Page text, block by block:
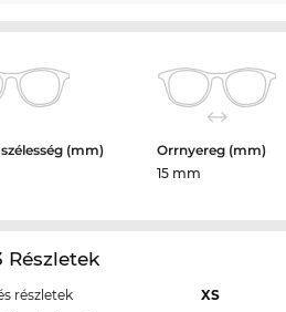
(mm)
Orrnyereg (mm)
15 mm
Részletek
részletek
XS